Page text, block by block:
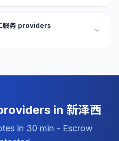
服务 providers
in 新泽西
in 30 min - Escrow